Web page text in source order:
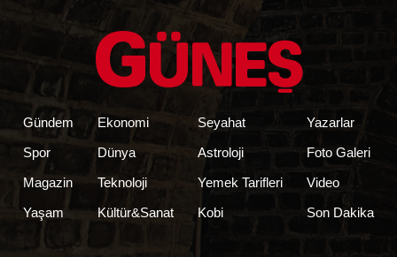
Gündem
Spor
Magazin
Yaşam
Ekonomi
Dünya
Teknoloji
Kültür&Sanat
Seyahat
Astroloji
Yemek Tarifleri
Kobi
Yazarlar
Foto Galeri
Video
Son Dakika